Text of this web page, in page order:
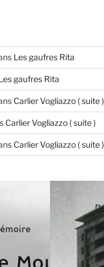
Les gaufres Rita
gaufres Rita
Carlier Vogliazzo ( suite )
Carlier Vogliazzo ( suite )
Carlier Vogliazzo ( suite )